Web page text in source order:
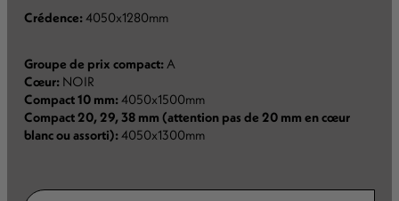
Crédence:4050x1280mm
Groupe de prix compact:A
Cœur: NOIR
Compact 10 mm:4050x1500mm
Compact 20, 29, 38 mm (attention pas de 20 mm en cœur
blanc ou assorti):4050x1300mm